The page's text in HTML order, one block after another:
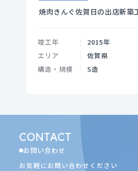
焼肉きんぐ佐賀日の出店新築
竣工年
2015年
エリア
佐賀県
構造・規模
S造
CONTACT
お問い合わせ
お気軽にお問い合わせください